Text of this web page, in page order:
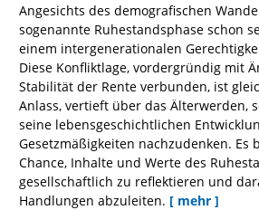
Angesichts des demografischen
sogenannte Ruhestandsphase schon
einem intergenerationalen
Diese Konfliktlage, vordergründig mit
Stabilität der Rente verbunden, ist
Anlass, vertieft über das Älterwerden,
seine lebensgeschichtlichen
Gesetzmäßigkeiten nachzudenken. Es
Chance, Inhalte und Werte des
gesellschaftlich zu reflektieren und
Handlungen abzuleiten. [ mehr ]